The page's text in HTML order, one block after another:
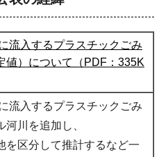
流⼊するプラスチックごみ
値）について（PDF：335K
流入するプラスチックごみ
川を追加し、
を区分して推計するなど一